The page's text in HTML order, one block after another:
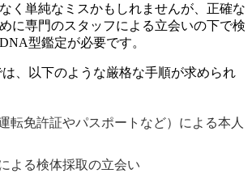
く単純なミスかもしれませんが、正確な
に専門のスタッフによる立会いの下で検
型鑑定が必要です。
、以下のような厳格な手順が求められ
転免許証やパスポートなど）による本人
よる検体採取の立会い